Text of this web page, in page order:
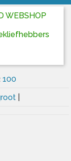
WEBSHOP
100